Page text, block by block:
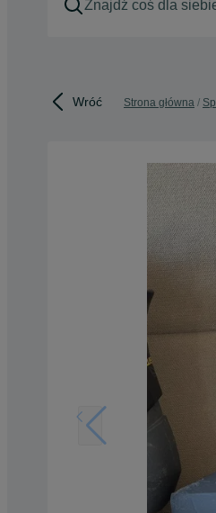
Wróć Strona główna